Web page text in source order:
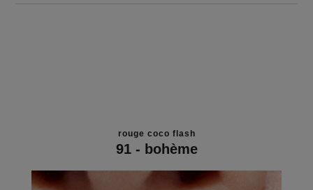
rouge coco flash
91 - bohème